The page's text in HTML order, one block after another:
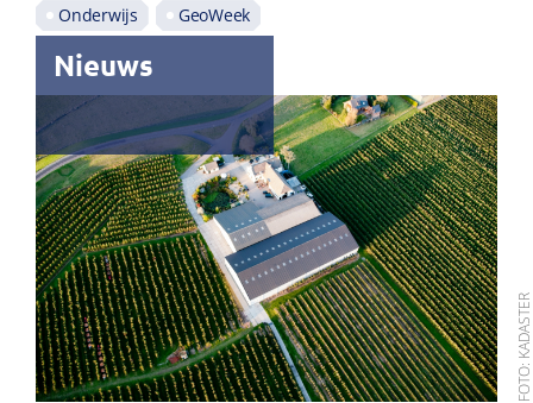
Onderwijs GeoWeek
Nieuws
FOTO: KADASTER